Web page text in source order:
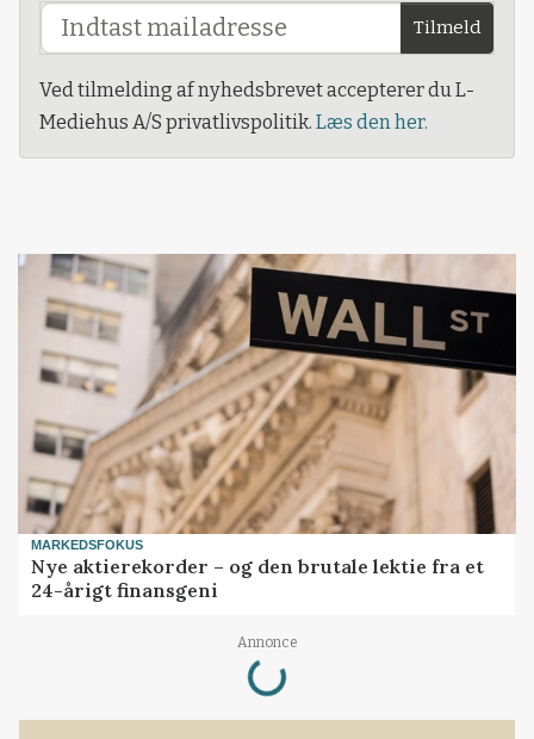
Tilmeld
Ved tilmelding af nyhedsbrevet accepterer du L-
Mediehus A/S privatlivspolitik. Læs den her.
MARKEDSFOKUS
Nye aktierekorder – og den brutale lektie fra et
24-årigt finansgeni
Annonce
Loading...